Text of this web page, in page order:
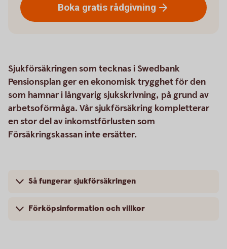
Boka gratis rådgivning
Sjukförsäkringen som tecknas i Swedbank
Pensionsplan ger en ekonomisk trygghet för den
som hamnar i långvarig sjukskrivning, på grund av
arbetsoförmåga. Vår sjukförsäkring kompletterar
en stor del av inkomstförlusten som
Försäkringskassan inte ersätter.
Så fungerar sjukförsäkringen
Förköpsinformation och villkor